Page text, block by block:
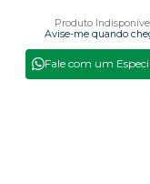
Produto
Avise-me quando
Fale com um